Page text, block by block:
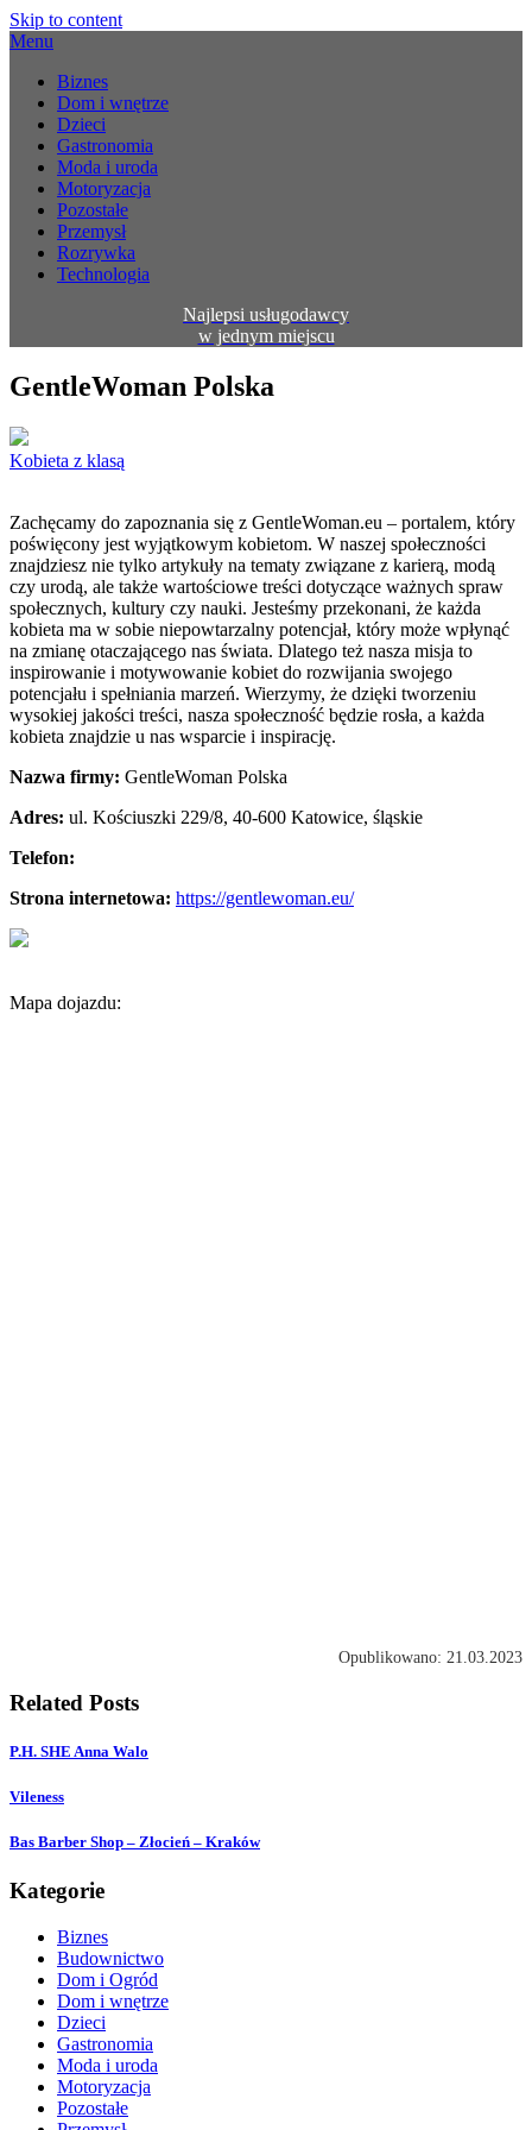
Skip to content
Menu
Biznes
Dom i wnętrze
Dzieci
Gastronomia
Moda i uroda
Motoryzacja
Pozostałe
Przemysł
Rozrywka
Technologia
Najlepsi usługodawcy
w jednym miejscu
GentleWoman Polska
Kobieta z klasą
Zachęcamy do zapoznania się z GentleWoman.eu – portalem, który
poświęcony jest wyjątkowym kobietom. W naszej społeczności
znajdziesz nie tylko artykuły na tematy związane z karierą, modą
czy urodą, ale także wartościowe treści dotyczące ważnych spraw
społecznych, kultury czy nauki. Jesteśmy przekonani, że każda
kobieta ma w sobie niepowtarzalny potencjał, który może wpłynąć
na zmianę otaczającego nas świata. Dlatego też nasza misja to
inspirowanie i motywowanie kobiet do rozwijania swojego
potencjału i spełniania marzeń. Wierzymy, że dzięki tworzeniu
wysokiej jakości treści, nasza społeczność będzie rosła, a każda
kobieta znajdzie u nas wsparcie i inspirację.
Nazwa firmy: GentleWoman Polska
Adres: ul. Kościuszki 229/8, 40-600 Katowice, śląskie
Telefon:
Strona internetowa: https://gentlewoman.eu/
Mapa dojazdu:
Opublikowano: 21.03.2023
Related Posts
P.H. SHE Anna Walo
Vileness
Bas Barber Shop – Złocień – Kraków
Kategorie
Biznes
Budownictwo
Dom i Ogród
Dom i wnętrze
Dzieci
Gastronomia
Moda i uroda
Motoryzacja
Pozostałe